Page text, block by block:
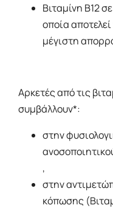
Βιταμίνη Β12
οποία
μέγιστη
Αρκετές από τις
συμβάλλουν*:
στην
,
στην
κόπωσης